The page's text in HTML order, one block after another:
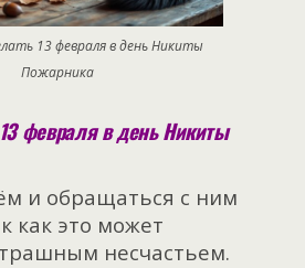
13 февраля в день Никиты
Пожарника
февраля в день Никиты
и обращаться с ним
как это может
несчастьем.